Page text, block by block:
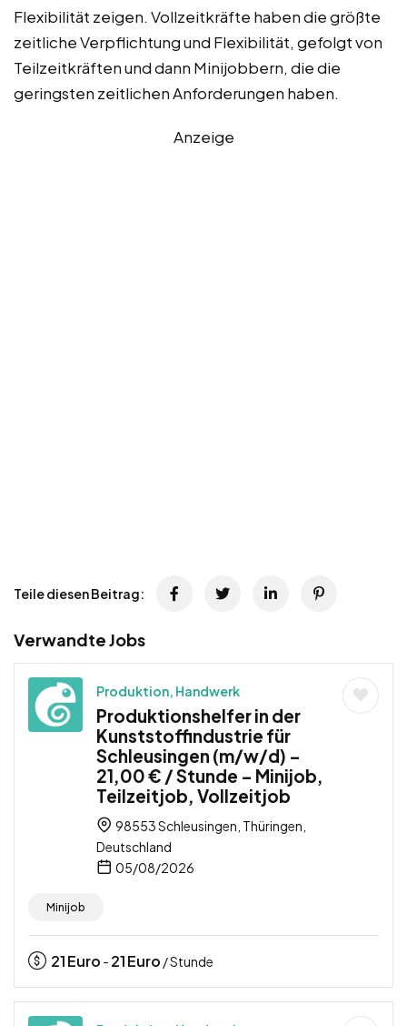
Flexibilität zeigen. Vollzeitkräfte haben die größte
zeitliche Verpflichtung und Flexibilität, gefolgt von
Teilzeitkräften und dann Minijobbern, die die
geringsten zeitlichen Anforderungen haben.
Anzeige
Teile diesen Beitrag:
Verwandte Jobs
Produktion, Handwerk
Produktionshelfer in der
Kunststoffindustrie für
Schleusingen (m/w/d) –
21,00 € / Stunde – Minijob,
Teilzeitjob, Vollzeitjob
98553 Schleusingen, Thüringen,
Deutschland
05/08/2026
Minijob
21Euro - 21Euro / Stunde